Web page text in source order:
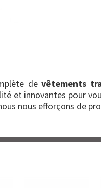
de vêtements
et innovantes pour
nous efforçons de